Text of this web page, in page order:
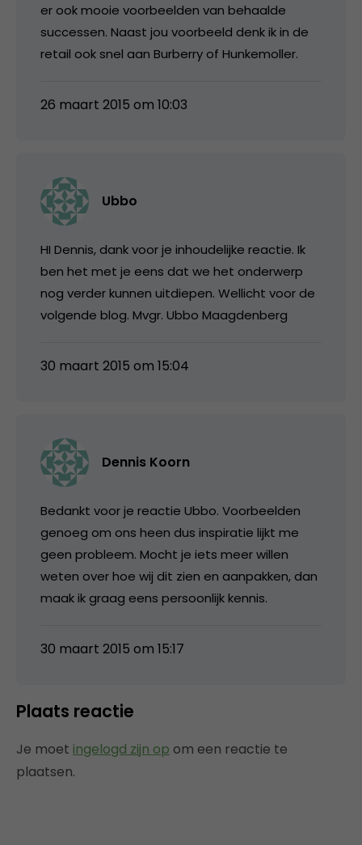
er ook mooie voorbeelden van behaalde
successen. Naast jou voorbeeld denk ik in de
retail ook snel aan Burberry of Hunkemoller.
26 maart 2015 om 10:03
Ubbo
HI Dennis, dank voor je inhoudelijke reactie. Ik
ben het met je eens dat we het onderwerp
nog verder kunnen uitdiepen. Wellicht voor de
volgende blog. Mvgr. Ubbo Maagdenberg
30 maart 2015 om 15:04
Dennis Koorn
Bedankt voor je reactie Ubbo. Voorbeelden
genoeg om ons heen dus inspiratie lijkt me
geen probleem. Mocht je iets meer willen
weten over hoe wij dit zien en aanpakken, dan
maak ik graag eens persoonlijk kennis.
30 maart 2015 om 15:17
Plaats reactie
Je moet ingelogd zijn op om een reactie te
plaatsen.